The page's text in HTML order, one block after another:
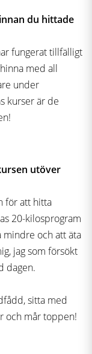
du hittade
fungerat tillfälligt
med all
under
kurser är de
utöver
föratt hitta
20-kilosprogram
mindre och att äta
jag som försökt
dagen.
sitta med
och mår toppen!